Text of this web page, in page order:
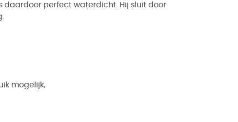
daardoor perfect waterdicht. Hij sluit door
mogelijk,